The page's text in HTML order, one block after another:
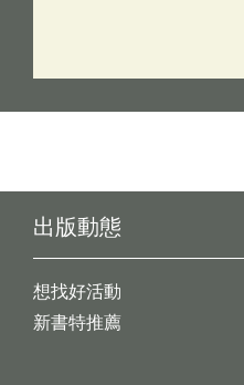
出版動態
想找好活動
新書特推薦